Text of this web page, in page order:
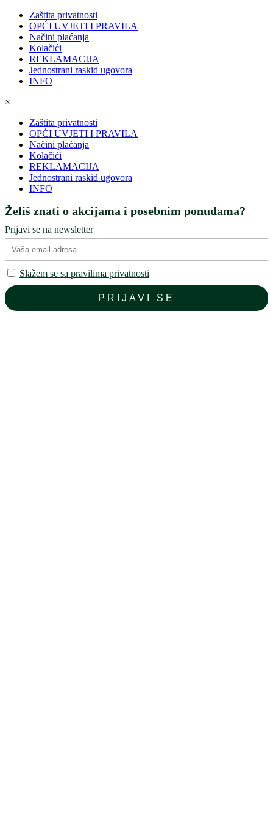
Zaštita privatnosti
OPĆI UVJETI I PRAVILA
Načini plaćanja
Kolačići
REKLAMACIJA
Jednostrani raskid ugovora
INFO
×
Zaštita privatnosti
OPĆI UVJETI I PRAVILA
Načini plaćanja
Kolačići
REKLAMACIJA
Jednostrani raskid ugovora
INFO
Želiš znati o akcijama i posebnim ponudama?
Prijavi se na newsletter
Slažem se sa pravilima privatnosti